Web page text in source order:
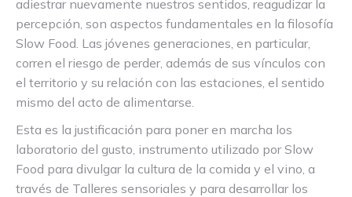
adiestrar nuevamente nuestros sentidos, reagudizar la
percepción, son aspectos fundamentales en la filosofía
Slow Food. Las jóvenes generaciones, en particular,
corren el riesgo de perder, además de sus vínculos con
el territorio y su relación con las estaciones, el sentido
mismo del acto de alimentarse.
Esta es la justificación para poner en marcha los
laboratorio del gusto, instrumento utilizado por Slow
Food para divulgar la cultura de la comida y el vino, a
través de Talleres sensoriales y para desarrollar los